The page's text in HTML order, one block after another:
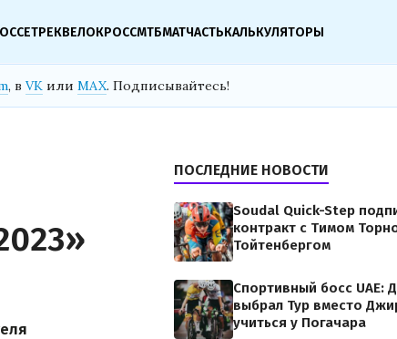
ТРЕКВЕЛОКРОССМТБМАТЧАСТЬКАЛЬКУЛЯТОРЫ
, в VK или MAX. Подписывайтесь!
ПОСЛЕДНИЕ НОВОСТИ
Soudal Quick-Step
контракт с Тимом
Тойтенбергом
Спортивный босс UAE:
выбрал Тур вместо
учиться у Погачара